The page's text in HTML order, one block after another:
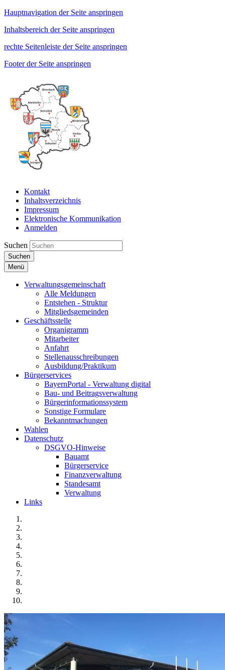
Hauptnavigation der Seite anspringen
Inhaltsbereich der Seite anspringen
rechte Seitenleiste der Seite anspringen
Footer der Seite anspringen
Kontakt
Inhaltsverzeichnis
Impressum
Elektronische Kommunikation
Anmelden
Suchen
Suchen
Menü
Verwaltungsgemeinschaft
Alle Meldungen
Entstehen - Struktur
Mitgliedsgemeinden
Geschäftsstelle
Organigramm
Mitarbeiter
Anfahrt
Stellenausschreibungen
Ausbildung/Praktikum
Bürgerservices
BayernPortal - Verwaltung digital
Bau- und Beitragsverwaltung
Bürgerinformationssystem
Sonstige Formulare
Bekanntmachungen
Wahlen
Datenschutz
DSGVO-Hinweise
Bauamt
Bürgerservice
Finanzverwaltung
Standesamt
Verwaltung
Links